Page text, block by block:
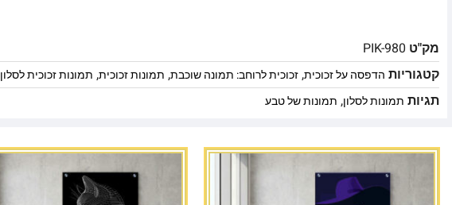
מק"ט PIK-980
קטגוריות הדפסה על זכוכית,זכוכית לרוחב: תמונה שוכבת, תמונות זכוכית, תמונות זכוכית לסלון
תגיות תמונות לסלון, תמונות של טבע